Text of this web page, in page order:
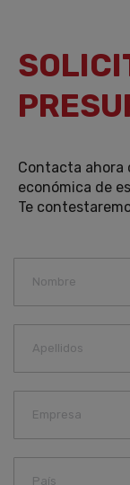
Contacta ahora
económica de
Te